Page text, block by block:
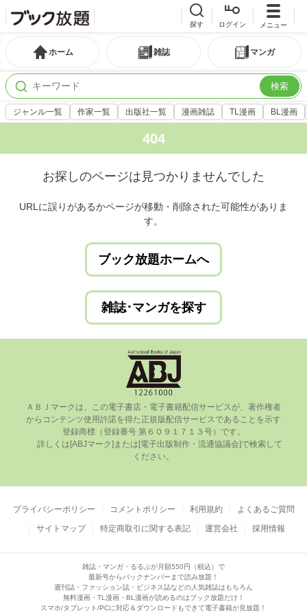
探す ログイン メニュー
ホーム 雑誌 マンガ
検索
ジャンル一覧 作家一覧 出版社一覧 漫画雑誌 TL漫画 BL漫画
404
お探しのページは見つかりませんでした
URLに誤りがあるかページが移動・削除された可能性がありま
す。
ブック放題ホームへ
雑誌･マンガを探す
ＡＢＪマークは、この電⼦書店・電⼦書籍配信サービスが、著作権者
からコンテンツ使⽤許諾を得た正規版配信サービスであることを⽰す
登録商標（登録番号 第６０９１７１３号）です。
ください。
プライバシーポリシー コメントポリシー 利用規約
よくあるご質問
サイトマップ
特定商取引に関する表記 運営会社 採用情報
雑誌・マンガ・るるぶが月額550円（税込）で
最新号からバックナンバーまで読み放題！
週刊誌・ファッション誌・ビジネス誌などの人気雑誌はもちろん
無料漫画・TL漫画・BL漫画が読めるのはブック放題だけ！
スマホ/タブレット/PCに対応＆ダウンロードもできて電子書籍が見放題！